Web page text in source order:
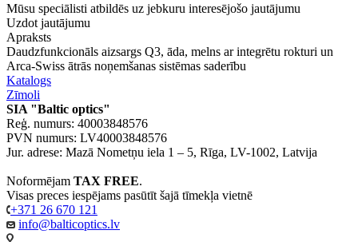
Mūsu speciālisti atbildēs uz jebkuru interesējošo jautājumu
Uzdot jautājumu
Apraksts
Daudzfunkcionāls aizsargs Q3, āda, melns ar integrētu rokturi un
Arca-Swiss ātrās noņemšanas sistēmas saderību
Katalogs
Zīmoli
SIA "Baltic optics"
Reģ. numurs: 40003848576
PVN numurs: LV40003848576
Jur. adrese: Mazā Nometņu iela 1 – 5, Rīga, LV-1002, Latvija
Noformējam TAX FREE.
Visas preces iespējams pasūtīt šajā tīmekļa vietnē
+371 26 670 121
info@balticoptics.lv